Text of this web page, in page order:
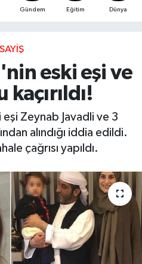
Gündem Eğitim Dünya
eski eşi ve
kaçırıldı!
eşi Zeynab Javadli ve 3
alındığı iddia edildi.
çağrısı yapıldı.
Yoğunluk Haritası
ve Fikstür